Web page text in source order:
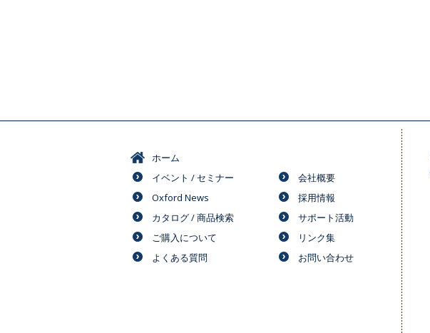
ホーム
イベント / セミナー
Oxford News
カタログ / 商品検索
ご購入について
よくある質問
会社概要
採用情報
サポート活動
リンク集
お問い合わせ